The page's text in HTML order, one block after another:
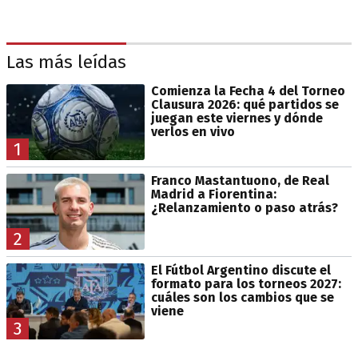
Las más leídas
1
Comienza la Fecha 4 del Torneo
Clausura 2026: qué partidos se
juegan este viernes y dónde
verlos en vivo
2
Franco Mastantuono, de Real
Madrid a Fiorentina:
¿Relanzamiento o paso atrás?
3
El Fútbol Argentino discute el
formato para los torneos 2027:
cuáles son los cambios que se
viene